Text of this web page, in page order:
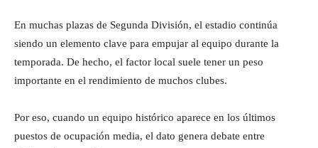
En muchas plazas de Segunda División, el estadio continúa
siendo un elemento clave para empujar al equipo durante la
temporada. De hecho, el factor local suele tener un peso
importante en el rendimiento de muchos clubes.
Por eso, cuando un equipo histórico aparece en los últimos
puestos de ocupación media, el dato genera debate entre